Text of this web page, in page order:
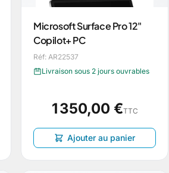
Microsoft Surface Pro 12"
Copilot+ PC
Réf: AR22537
Livraison sous 2 jours ouvrables
1 350,00 €TTC
Ajouter au panier